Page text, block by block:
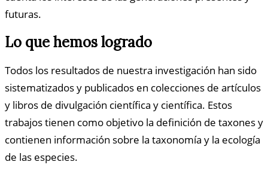
futuras.
Lo que hemos logrado
Todos los resultados de nuestra investigación han sido
sistematizados y publicados en colecciones de artículos
y libros de divulgación científica y científica. Estos
trabajos tienen como objetivo la definición de taxones y
contienen información sobre la taxonomía y la ecología
de las especies.